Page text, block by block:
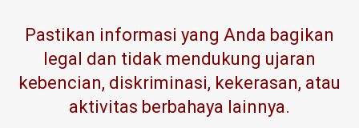
Pastikan informasi yang Anda bagikan
legal dan tidak mendukung ujaran
kebencian, diskriminasi, kekerasan, atau
aktivitas berbahaya lainnya.